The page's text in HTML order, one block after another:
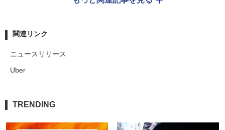
関連リンク
ニュースリリース
Uber
TRENDING